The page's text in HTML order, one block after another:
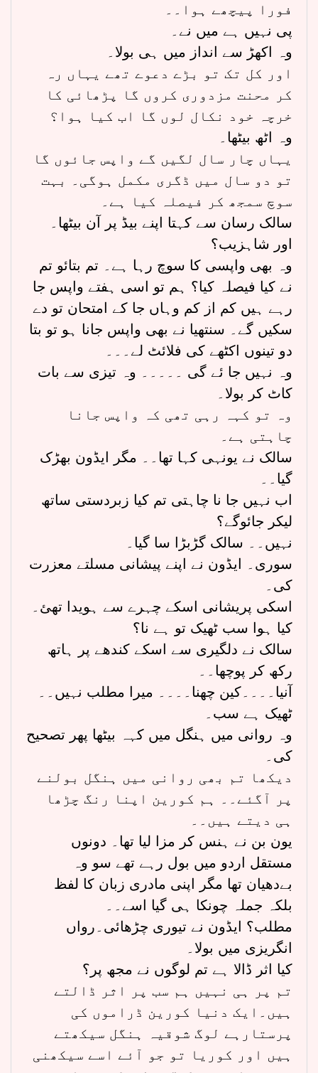
فورا پیچھے ہوا۔۔
پی نہیں ہے میں نے۔
وہ اکھڑ سے انداز میں ہی بولا۔
اور کل تک تو بڑے دعوے تھے یہاں رہ
کر محنت مزدوری کروں گا پڑھائی کا
خرچہ خود نکال لوں گا اب کیا ہوا؟
وہ اٹھ بیٹھا۔
یہاں چار سال لگیں گے واپس جائوں گا
تو دو سال میں ڈگری مکمل ہوگی۔ بہت
سوچ سمجھ کر فیصلہ کیا ہے۔
سالک رسان سے کہتا اپنے بیڈ پر آن بیٹھا۔
اور شاہزیب؟
وہ بھی واپسی کا سوچ رہا ہے۔ تم بتائو تم
نے کیا فیصلہ کیا؟ ہم تو اسی ہفتے واپس جا
رہے ہیں کم از کم وہاں جا کے امتحان تو دے
سکیں گے۔ سنتھیا نے بھی واپس جانا ہو تو بتا
دو تینوں اکٹھے کی فلائٹ لے۔۔۔
وہ نہیں جا ئے گی ۔۔۔۔۔ وہ تیزی سے بات
کاٹ کر بولا۔
وہ تو کہہ رہی تھی کہ واپس جانا
چاہتی ہے۔
سالک نے یونہی کہا تھا۔۔ مگر ایڈون بھڑک
گیا۔۔
اب نہیں جا نا چاہتی تم کیا زبردستی ساتھ
لیکر جائوگے؟
نہیں۔۔ سالک گڑبڑا سا گیا۔
سوری۔ ایڈون نے اپنے پیشانی مسلتے معزرت
کی۔
اسکی پریشانی اسکے چہرے سے ہویدا تھئ۔
کیا ہوا سب ٹھیک تو ہے نا؟
سالک نے دلگیری سے اسکے کندھے پر ہاتھ
رکھ کر پوچھا۔۔
آنیا۔۔۔۔کین چھنا۔۔۔۔ میرا مطلب نہیں۔۔
ٹھیک ہے سب۔
وہ روانی میں ہنگل میں کہہ بیٹھا پھر تصحیح
کی۔
دیکھا تم بھی روانی میں ہنگل بولنے
پر آگئے۔۔ ہم کورین اپنا رنگ چڑھا
ہی دیتے ہیں۔۔
یون بن نے ہنس کر مزا لیا تھا۔ دونوں
مستقل اردو میں بول رہے تھے سو وہ
بےدھیان تھا مگر اپنی مادری زبان کا لفظ
بلکہ جملہ چونکا ہی گیا اسے۔۔
مطلب؟ ایڈون نے تیوری چڑھائی۔رواں
انگریزی میں بولا۔
کیا اثر ڈالا ہے تم لوگوں نے مجھ پر؟
تم پر ہی نہیں ہم سب پر اثر ڈالتے
ہیں۔ایک دنیا کورین ڈراموں کی
پرستارہے لوگ شوقیہ ہنگل سیکھتے
ہیں اور کوریا تو جو آئے اسے سیکھنی